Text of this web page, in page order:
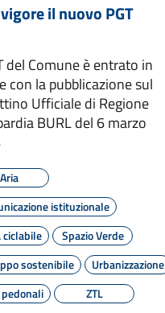
il nuovo PGT
del Comune è entrato in
con la pubblicazione sul
Ufficiale di Regione
BURL del 6 marzo
Aria
istituzionale
ciclabile
Spazio Verde
sostenibile
Urbanizzazione
pedonali
ZTL